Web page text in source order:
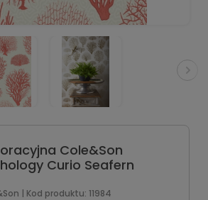
Cole&Son
Curio Seafern
| Kod produktu: 11984